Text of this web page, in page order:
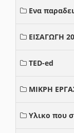
Ενα
ΕΙΣΑΓΩΓΗ
TED-ed
ΜΙΚΡΗ
Υλικο που